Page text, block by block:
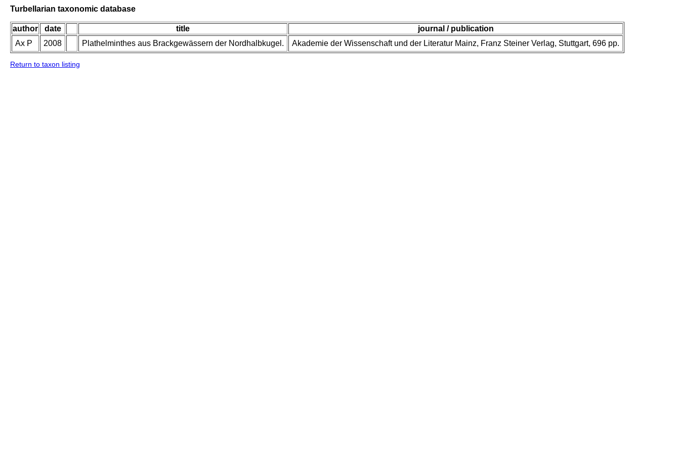
Turbellarian taxonomic database
author date title
journal / publication
Ax P
2008 Plathelminthes aus Brackgewässern der Nordhalbkugel. Akademie der Wissenschaft und der Literatur Mainz, Franz Steiner Verlag, Stuttgart, 696 pp.
Return to taxon listing